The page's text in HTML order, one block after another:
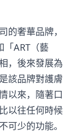
的奢華品牌，
「ART（藝
，後來發展為
該品牌對護膚
以來，隨著口
以往任何時候
可少的功能。